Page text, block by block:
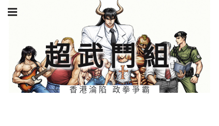
Skip
超武鬥組
香港淪陷 政拳爭霸
navigation